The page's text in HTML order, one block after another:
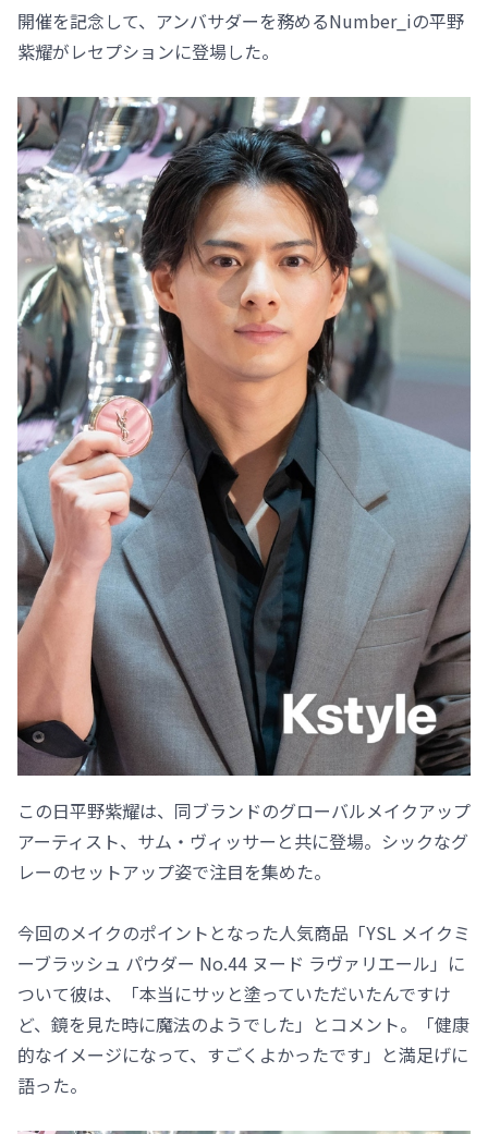
開催を記念して、アンバサダーを務めるNumber_iの平野
紫耀がレセプションに登場した。
この日平野紫耀は、同ブランドのグローバルメイクアップ
アーティスト、サム・ヴィッサーと共に登場。シックなグ
レーのセットアップ姿で注目を集めた。
今回のメイクのポイントとなった人気商品「YSL メイクミ
ーブラッシュ パウダー No.44 ヌード ラヴァリエール」に
ついて彼は、「本当にサッと塗っていただいたんですけ
ど、鏡を見た時に魔法のようでした」とコメント。「健康
的なイメージになって、すごくよかったです」と満足げに
語った。